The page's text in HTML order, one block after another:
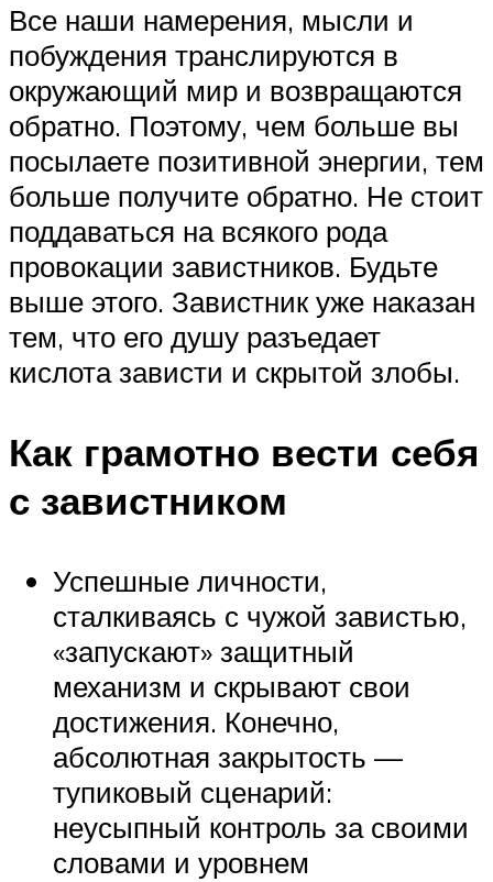
Все наши намерения, мысли и
побуждения транслируются в
окружающий мир и возвращаются
обратно. Поэтому, чем больше вы
посылаете позитивной энергии, тем
больше получите обратно. Не стоит
поддаваться на всякого рода
провокации завистников. Будьте
выше этого. Завистник уже наказан
тем, что его душу разъедает
кислота зависти и скрытой злобы.
Как грамотно вести себя
с завистником
Успешные личности,
сталкиваясь с чужой завистью,
«запускают» защитный
механизм и скрывают свои
достижения. Конечно,
абсолютная закрытость —
тупиковый сценарий:
неусыпный контроль за своими
словами и уровнем